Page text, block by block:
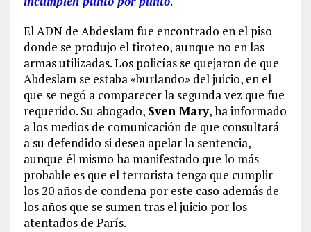
El ADN de Abdeslam fue encontrado en el piso
donde se produjo el tiroteo, aunque no en las
armas utilizadas. Los policías se quejaron de que
Abdeslam se estaba «burlando» del juicio, en el
que se negó a comparecer la segunda vez que fue
requerido. Su abogado, Sven Mary, ha informado
a los medios de comunicación de que consultará
a su defendido si desea apelar la sentencia,
aunque él mismo ha manifestado que lo más
probable es que el terrorista tenga que cumplir
los 20 años de condena por este caso además de
los años que se sumen tras el juicio por los
atentados de París.